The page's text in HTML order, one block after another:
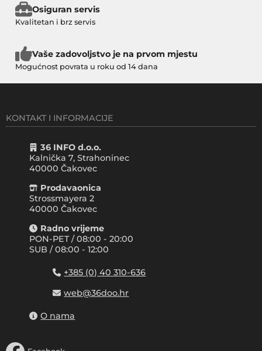
Osiguran servis
Kvalitetan i brz servis
Vaše zadovoljstvo je na prvom mjestu
Mogućnost povrata u roku od 14 dana
KONTAKT I INFORMACIJE
36 INFO d.o.o.
Kalnička 7, Strahoninec
40000 Čakovec
Prodavaonica
Strossmayera 2
40000 Čakovec
Radno vrijeme
PON-PET / 08:00 - 20:00
SUB / 08:00 - 12:00
+385 (0) 40 310-636
web@36doo.hr
O nama